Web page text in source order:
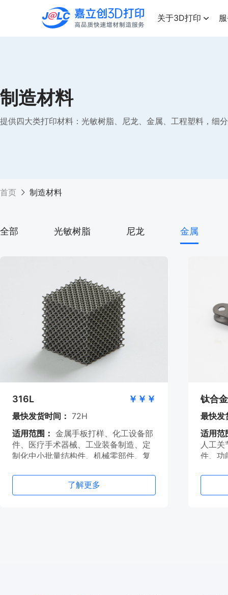
高品质快速增材制造服务
关于3D打印
制造材料
提供四大类打印材料：光敏树脂、尼龙、金属、工程塑料，细
首页 制造材料
全部 光敏树脂 尼龙 金属
316L ￥￥￥
最快发货时间： 72H
适用范围： 金属手板打样、化工设备部
件、医疗手术器械、工业装备制造、定
制化中小批量结构件、机械零部件、复
了解更多
钛合
最快发
适用范
人工关
件、功